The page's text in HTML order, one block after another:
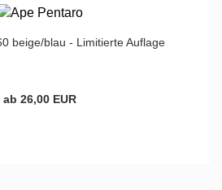
beige/blau - Limitierte Auflage
ab 26,00 EUR